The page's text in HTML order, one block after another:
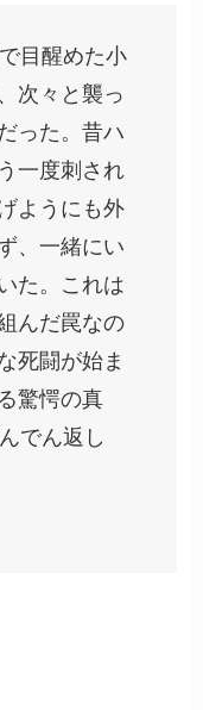
目醒めた小
次々と襲っ
った。昔ハ
一度刺され
ようにも外
、一緒にい
た。これは
んだ罠なの
死闘が始ま
驚愕の真
でん返し